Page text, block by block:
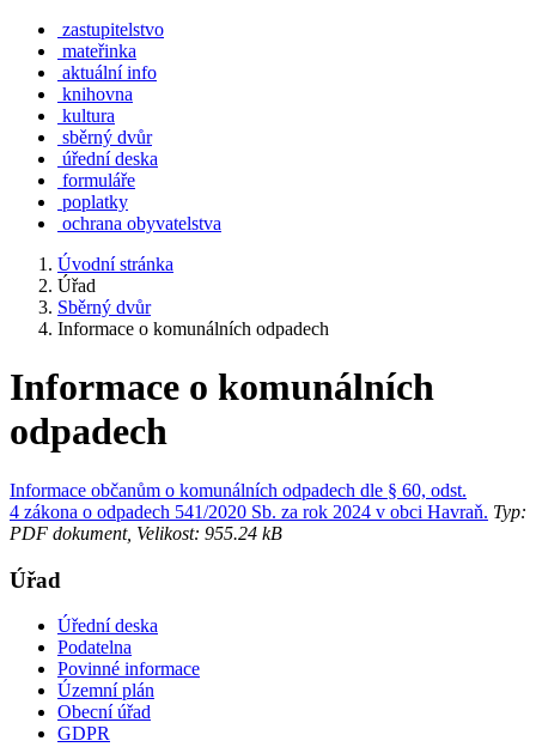
zastupitelstvo
mateřinka
aktuální info
knihovna
kultura
sběrný dvůr
úřední deska
formuláře
poplatky
ochrana obyvatelstva
Úvodní stránka
Úřad
Sběrný dvůr
Informace o komunálních odpadech
Informace o komunálních
odpadech
Informace občanům o komunálních odpadech dle § 60, odst.
4 zákona o odpadech 541/2020 Sb. za rok 2024 v obci Havraň. Typ:
PDF dokument, Velikost: 955.24 kB
Úřad
Úřední deska
Podatelna
Povinné informace
Územní plán
Obecní úřad
GDPR